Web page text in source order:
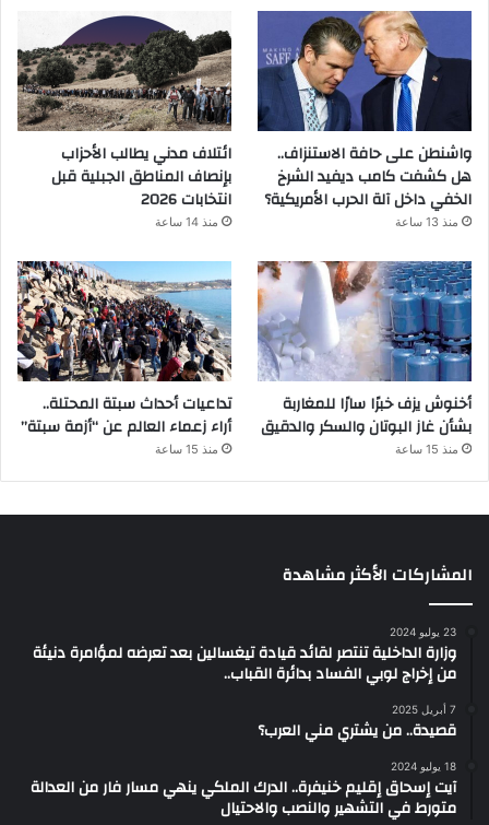
واشنطن على حافة الاستنزاف..
هل كشفت كامب ديفيد الشرخ
الخفي داخل آلة الحرب الأمريكية؟
منذ 13 ساعة
ائتلاف مدني يطالب الأحزاب
بإنصاف المناطق الجبلية قبل
انتخابات 2026
منذ 14 ساعة
أخنوش يزف خبرًا سارًا للمغاربة
بشأن غاز البوتان والسكر والدقيق
منذ 15 ساعة
تداعيات أحداث سبتة المحتلة..
أراء زعماء العالم عن “أزمة سبتة”
منذ 15 ساعة
المشاركات الأكثر مشاهدة
23 يوليو 2024
وزارة الداخلية تنتصر لقائد قيادة تيغسالين بعد تعرضه لمؤامرة دنيئة
من إخراج لوبي الفساد بدائرة القباب..
7 أبريل 2025
قصيدة.. من يشتري مني العرب؟
18 يوليو 2024
آيت إسحاق إقليم خنيفرة.. الدرك الملكي ينهي مسار فار من العدالة
متورط في التشهير والنصب والاحتيال